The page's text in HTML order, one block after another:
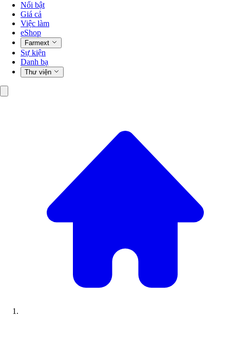
Nổi bật
Giá cả
Việc làm
eShop
Farmext
Sự kiện
Danh bạ
Thư viện